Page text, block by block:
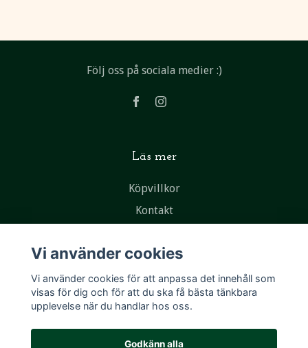
Följ oss på sociala medier :)
Läs mer
Köpvillkor
Kontakt
Vi använder cookies
Vi använder cookies för att anpassa det innehåll som
visas för dig och för att du ska få bästa tänkbara
upplevelse när du handlar hos oss.
Godkänn alla